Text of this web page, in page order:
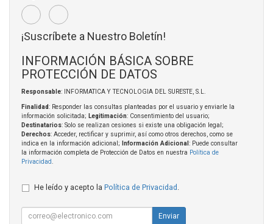
¡Suscríbete a Nuestro Boletín!
INFORMACIÓN BÁSICA SOBRE
PROTECCIÓN DE DATOS
Responsable: INFORMATICA Y TECNOLOGIA DEL SURESTE, S.L.
Finalidad: Responder las consultas planteadas por el usuario y enviarle la
información solicitada; Legitimación: Consentimiento del usuario;
Destinatarios: Solo se realizan cesiones si existe una obligación legal;
Derechos: Acceder, rectificar y suprimir, así como otros derechos, como se
indica en la información adicional;
Información Adicional : Puede consultar
la información completa de Protección de Datos en nuestra Política de
Privacidad
He leído y acepto la Política de Privacidad
Enviar